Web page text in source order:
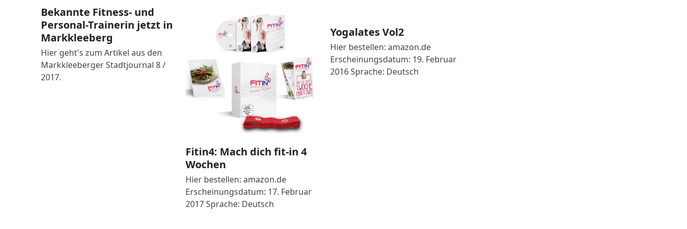
Bekannte Fitness- und
Personal-Trainerin jetzt in
Markkleeberg
Hier geht's zum Artikel aus den
Markkleeberger Stadtjournal 8 /
2017.
Fitin4: Mach dich fit-in 4
Wochen
Hier bestellen: amazon.de
Erscheinungsdatum: 17. Februar
2017 Sprache: Deutsch
Yogalates Vol2
Hier bestellen: amazon.de
Erscheinungsdatum: 19. Februar
2016 Sprache: Deutsch